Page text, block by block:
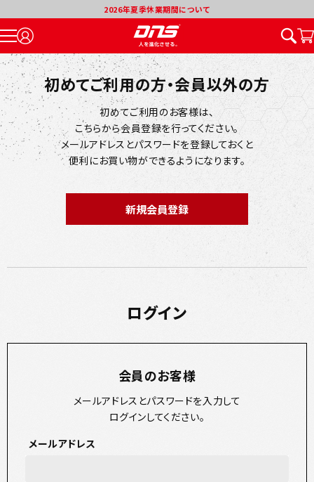
2026年夏季休業期間について
初めてご利用の方・会員以外の方
初めてご利用のお客様は、
こちらから会員登録を行ってください。
メールアドレスとパスワードを登録しておくと
便利にお買い物ができるようになります。
ログイン
会員のお客様
メールアドレスとパスワードを入力して
ログインしてください。
メールアドレス